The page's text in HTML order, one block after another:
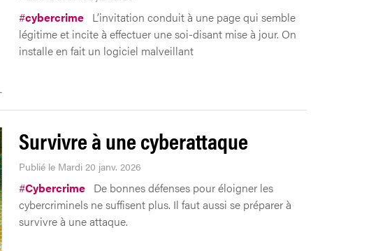
#cybercrime L’invitation conduit à une page qui semble
légitime et incite à effectuer une soi-disant mise à jour. On
installe en fait un logiciel malveillant
Survivre à une cyberattaque
Publié le Mardi 20 janv. 2026
#Cybercrime De bonnes défenses pour éloigner les
cybercriminels ne suffisent plus. Il faut aussi se préparer à
survivre à une attaque.